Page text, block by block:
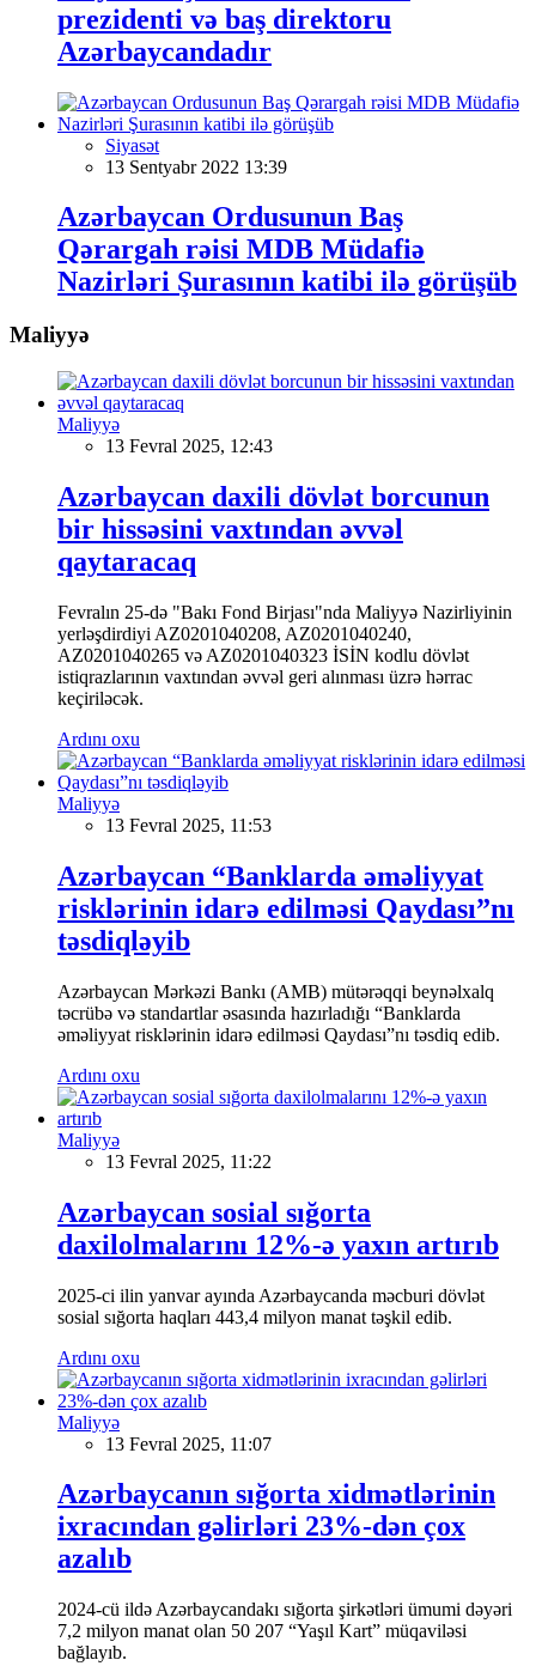
prezidenti və baş direktoru
Azərbaycandadır
Siyasət
13 Sentyabr 2022 13:39
Azərbaycan Ordusunun Baş
Qərargah rəisi MDB Müdafiə
Nazirləri Şurasının katibi ilə görüşüb
Maliyyə
Maliyyə
13 Fevral 2025, 12:43
Azərbaycan daxili dövlət borcunun
bir hissəsini vaxtından əvvəl
qaytaracaq
Fevralın 25-də "Bakı Fond Birjası"nda Maliyyə Nazirliyinin
yerləşdirdiyi AZ0201040208, AZ0201040240,
AZ0201040265 və AZ0201040323 İSİN kodlu dövlət
istiqrazlarının vaxtından əvvəl geri alınması üzrə hərrac
keçiriləcək.
Ardını oxu
Maliyyə
13 Fevral 2025, 11:53
Azərbaycan “Banklarda əməliyyat
risklərinin idarə edilməsi Qaydası”nı
təsdiqləyib
Azərbaycan Mərkəzi Bankı (AMB) mütərəqqi beynəlxalq
təcrübə və standartlar əsasında hazırladığı “Banklarda
əməliyyat risklərinin idarə edilməsi Qaydası”nı təsdiq edib.
Ardını oxu
Maliyyə
13 Fevral 2025, 11:22
Azərbaycan sosial sığorta
daxilolmalarını 12%-ə yaxın artırıb
2025-ci ilin yanvar ayında Azərbaycanda məcburi dövlət
sosial sığorta haqları 443,4 milyon manat təşkil edib.
Ardını oxu
Maliyyə
13 Fevral 2025, 11:07
Azərbaycanın sığorta xidmətlərinin
ixracından gəlirləri 23%-dən çox
azalıb
2024-cü ildə Azərbaycandakı sığorta şirkətləri ümumi dəyəri
7,2 milyon manat olan 50 207 “Yaşıl Kart” müqaviləsi
bağlayıb.